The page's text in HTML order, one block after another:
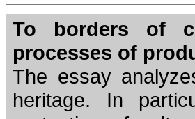
To borders of
processes of
The essay
heritage. In